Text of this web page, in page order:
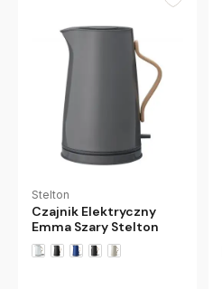
Stelton
Czajnik Elektryczny
Emma Szary Stelton